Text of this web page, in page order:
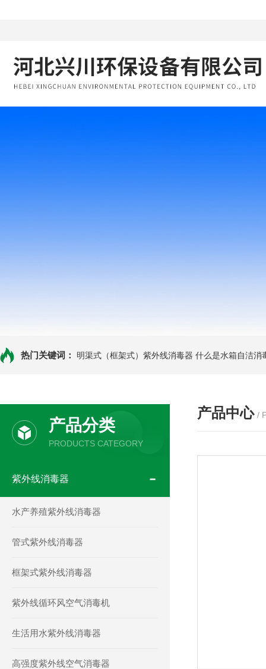
热门关键词： 明渠式（框架式）紫外线消毒器 什么是水箱自洁消
产品分类
PRODUCTS CATEGORY
紫外线消毒器
水产养殖紫外线消毒器
管式紫外线消毒器
框架式紫外线消毒器
紫外线循环风空气消毒机
生活用水紫外线消毒器
高强度紫外线空气消毒器
产品中心 /